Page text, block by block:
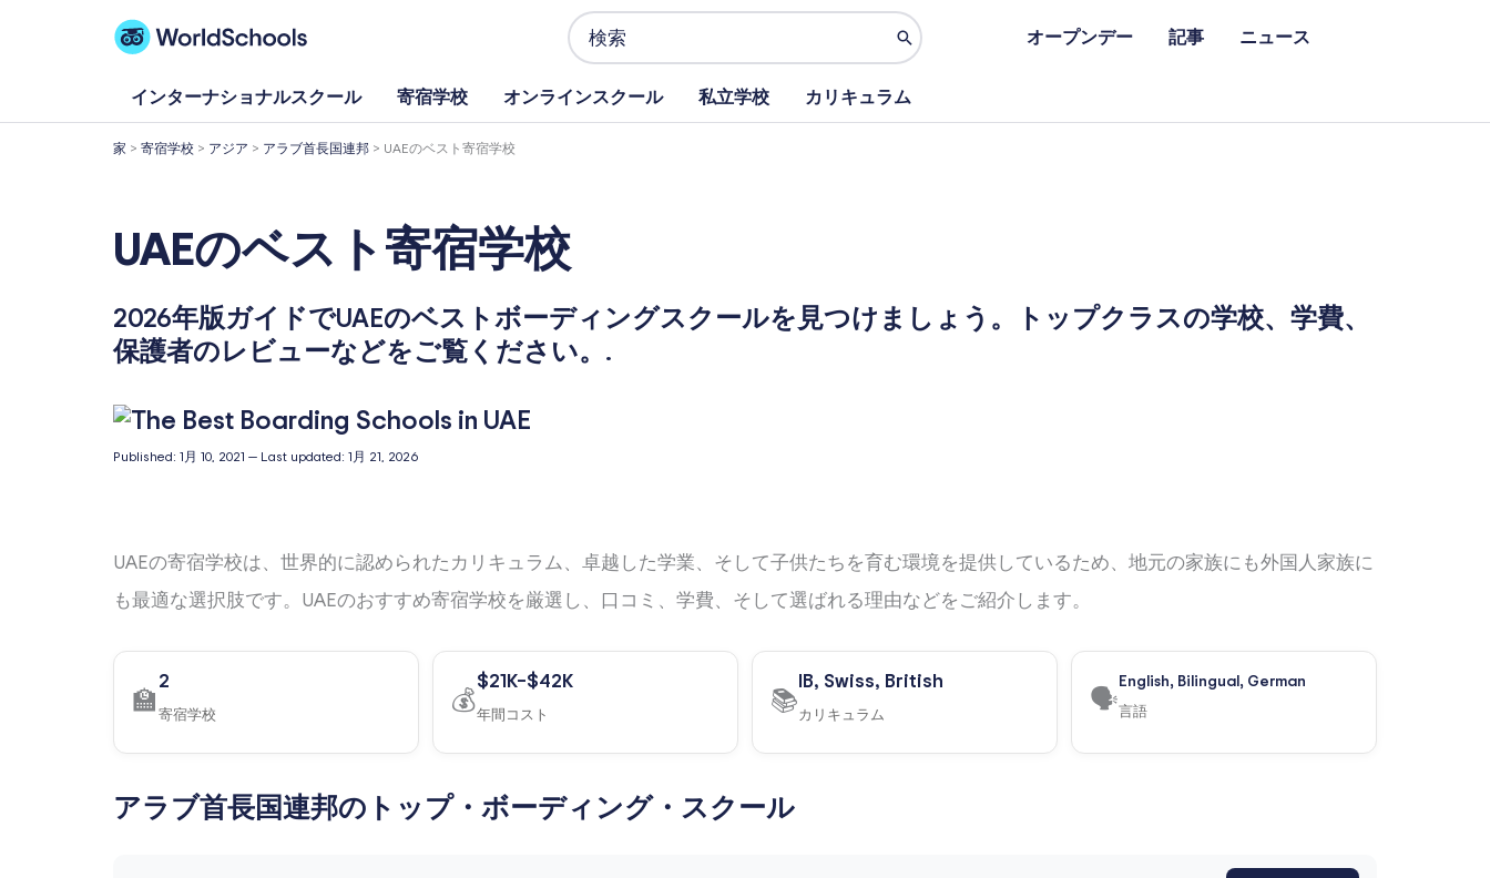
Search
for:
オープンデー 記事 ニュース
インターナショナルスクール 寄宿学校 オンラインスクール 私立学校 カリキュラム
家 > 寄宿学校 > アジア > アラブ首長国連邦 > UAEのベスト寄宿学校
UAEのベスト寄宿学校
2026年版ガイドでUAEのベストボーディングスクールを見つけましょう。トップクラスの学校、学費、
保護者のレビューなどをご覧ください。.
Published: 1月 10, 2021 — Last updated: 1月 21, 2026
UAEの寄宿学校は、世界的に認められたカリキュラム、卓越した学業、そして子供たちを育む環境を提供しているため、地元の家族にも外国人家族に
も最適な選択肢です。UAEのおすすめ寄宿学校を厳選し、口コミ、学費、そして選ばれる理由などをご紹介します。
🏫
2
寄宿学校 💰
$21K–$42K
年間コスト 📚
IB, Swiss, British
カリキュラム 🗣️
English, Bilingual, German
言語
アラブ首長国連邦のトップ・ボーディング・スクール